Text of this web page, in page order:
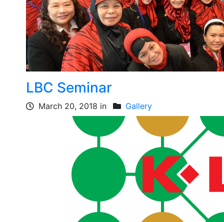
LBC Seminar
March 20, 2018 in Gallery